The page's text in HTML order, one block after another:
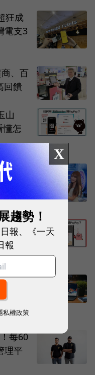
狂成
電支3
、百
回饋
山
懂怎
+PAY
未
口
，3
支
可
每60
理平
X
趨勢！
報、《一天
報
私權政策